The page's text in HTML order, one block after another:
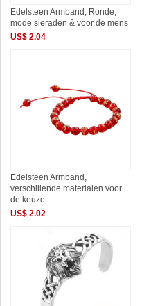
Edelsteen Armband, Ronde,
mode sieraden & voor de mens
US$ 2.04
Edelsteen Armband,
verschillende materialen voor
de keuze
US$ 2.02